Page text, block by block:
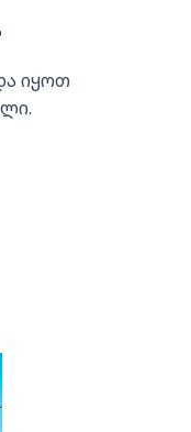
იყოთ